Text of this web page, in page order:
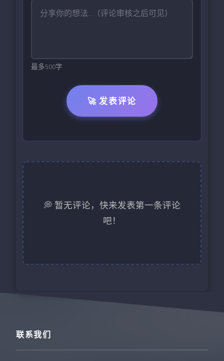
最多500字
🚀 发表评论
💭 暂无评论，快来发表第一条评论
吧！
联系我们